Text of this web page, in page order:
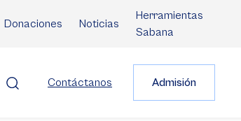
Donaciones Noticias
Herramientas
Sabana
Contáctanos Admisión